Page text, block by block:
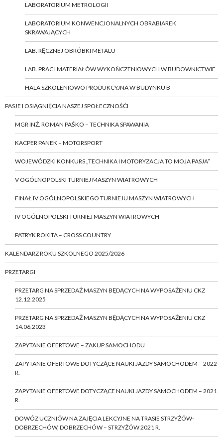
LABORATORIUM METROLOGII
LABORATORIUM KONWENCJONALNYCH OBRABIAREK
SKRAWAJĄCYCH
LAB. RĘCZNEJ OBRÓBKI METALU
LAB. PRAC I MATERIAŁÓW WYKOŃCZENIOWYCH W BUDOWNICTWIE
HALA SZKOLENIOWO PRODUKCYJNA W BUDYNKU B
PASJE I OSIĄGNIĘCIA NASZEJ SPOŁECZNOŚĆI
MGR INŻ. ROMAN PAŚKO – TECHNIKA SPAWANIA
KACPER PANEK – MOTORSPORT
WOJEWÓDZKI KONKURS „TECHNIKA I MOTORYZACJA TO MOJA PASJA”
V OGÓLNOPOLSKI TURNIEJ MASZYN WIATROWYCH
FINAŁ IV OGÓLNOPOLSKIEGO TURNIEJU MASZYN WIATROWYCH
IV OGÓLNOPOLSKI TURNIEJ MASZYN WIATROWYCH
PATRYK ROKITA – CROSS COUNTRY
KALENDARZ ROKU SZKOLNEGO 2025/2026
PRZETARGI
PRZETARG NA SPRZEDAŻ MASZYN BĘDĄCYCH NA WYPOSAŻENIU CKZ
12.12.2025
PRZETARG NA SPRZEDAŻ MASZYN BĘDĄCYCH NA WYPOSAŻENIU CKZ
14.06.2023
ZAPYTANIE OFERTOWE – ZAKUP SAMOCHODU
ZAPYTANIE OFERTOWE DOTYCZĄCE NAUKI JAZDY SAMOCHODEM – 2022
R.
ZAPYTANIE OFERTOWE DOTYCZĄCE NAUKI JAZDY SAMOCHODEM – 2021
R.
DOWÓZ UCZNIÓW NA ZAJĘCIA LEKCYJNE NA TRASIE STRZYŻÓW-
DOBRZECHÓW, DOBRZECHÓW – STRZYŻÓW 2021 R.